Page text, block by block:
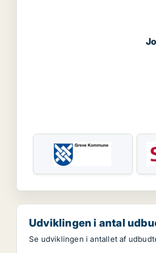
Udviklingen i antal
Se udviklingen i antallet af